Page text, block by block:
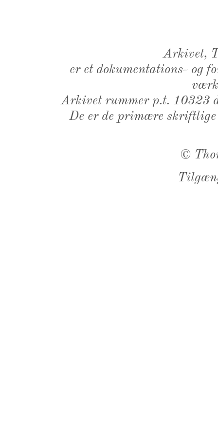
Arkivet,
er et dokumentations- og
Arkivet rummer p.t. 10323
De er de primære
©